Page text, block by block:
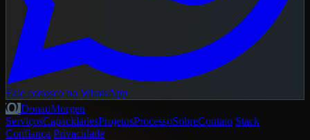
Fale conosco no WhatsApp
DonauMorgen
ServiçosCapacidadesProjetosProcessoSobreContato Stack
Confiança Privacidade